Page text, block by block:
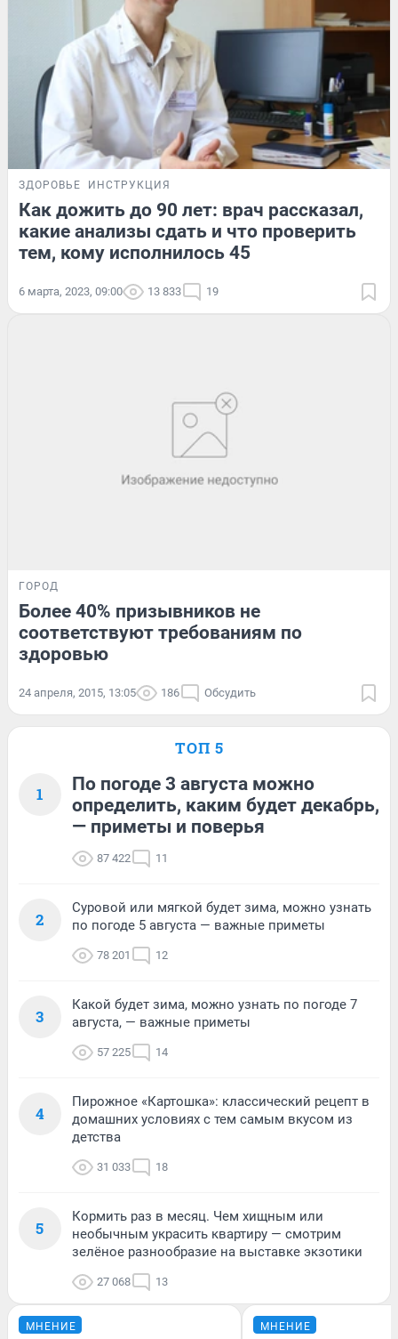
ЗДОРОВЬЕ ИНСТРУКЦИЯ
Как дожить до 90 лет: врач рассказал,
какие анализы сдать и что проверить
тем, кому исполнилось 45
6 марта, 2023, 09:00 13 833 19
ГОРОД
Более 40% призывников не
соответствуют требованиям по
здоровью
24 апреля, 2015, 13:05 186 Обсудить
ТОП 5
1
По погоде 3 августа можно
определить, каким будет декабрь,
— приметы и поверья
87 422 11
2
Суровой или мягкой будет зима, можно узнать
по погоде 5 августа — важные приметы
78 201 12
3
Какой будет зима, можно узнать по погоде 7
августа, — важные приметы
57 225 14
4
Пирожное «Картошка»: классический рецепт в
домашних условиях с тем самым вкусом из
детства
31 033 18
5
Кормить раз в месяц. Чем хищным или
необычным украсить квартиру — смотрим
зелёное разнообразие на выставке экзотики
27 068 13
МНЕНИЕ МНЕНИЕ